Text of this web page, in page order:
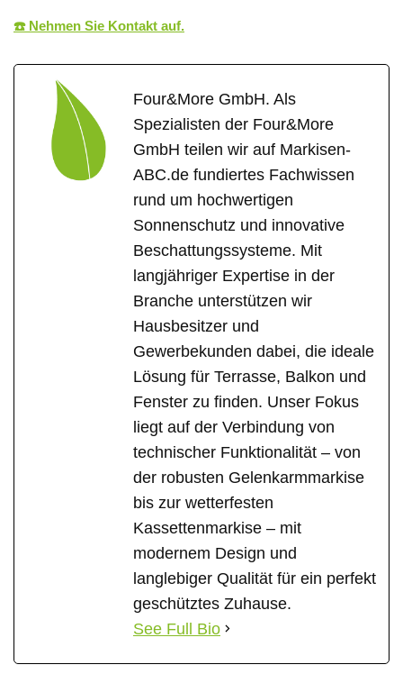
☎️ Nehmen Sie Kontakt auf.
Four&More GmbH. Als
Spezialisten der Four&More
GmbH teilen wir auf Markisen-
ABC.de fundiertes Fachwissen
rund um hochwertigen
Sonnenschutz und innovative
Beschattungssysteme. Mit
langjähriger Expertise in der
Branche unterstützen wir
Hausbesitzer und
Gewerbekunden dabei, die ideale
Lösung für Terrasse, Balkon und
Fenster zu finden. Unser Fokus
liegt auf der Verbindung von
technischer Funktionalität – von
der robusten Gelenkarmmarkise
bis zur wetterfesten
Kassettenmarkise – mit
modernem Design und
langlebiger Qualität für ein perfekt
geschütztes Zuhause.
See Full Bio